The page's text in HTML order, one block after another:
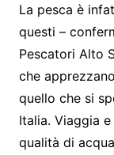
La pesca è
questi –
Pescatori Alto
che
quello che si
Italia. Viaggia
qualità di